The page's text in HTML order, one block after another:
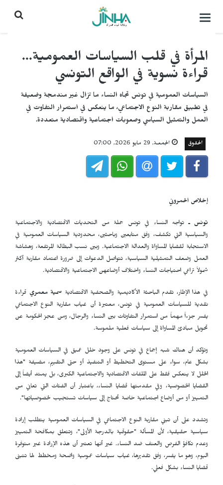
التحكم
المرأة في قلب السياسات العمومية...
قراءة نسوية في الواقع التونسي
السياسات العمومية في تونس تجاه النساء ما تزال غير مندمجة وضعيفة
في تطبيق مقاربة النوع الاجتماعي، ما ينعكس في استمرار التفاوت في
العمل والتمثيل السياسي وصعوبات اجتماعية واقتصادية متعددة.
الحقوق الجمعـة, 29 مايو 2026, 07:00
إخلاص الحمروني
تونس ـتواجه النساء في تونس جملة من التحديات الاقتصادية والاجتماعية
والسياسية التي تكشف، وفق متابعين وباحثين، محدودية السياسات العمومية في
الاستجابة لقضايا المساواة والعدالة الاجتماعية. وبين نسب البطالة المرتفعة، وهشاشة
العمل وضعف التمثيلية السياسية، تتواصل الدعوات إلى ضرورة اعتماد مقاربة أكثر
شمولاً تراعي احتياجات النساء واختلاف أوضاعهن الاجتماعية والاقتصادية.
في هذا الإطار، تقدم الباحثة الأكاديمية والصحفية الاقتصادية سمية معمري قراءة
نقدية للسياسات العمومية في تونس، معتبرة أن غياب مقاربة النوع الاجتماعي
يفسر جزءاً مهماً من استمرار التفاوتات بين النساء والرجال، ومن عجز الحكومة عن
تحويل مبادئ المساواة إلى سياسات فعلية ملموسة.
وتؤكد أن هناك شبه إجماع في تونس على وجود خلل عميق في السياسات العمومية
بشكل عام، سواء على مستوى التخطيط أو التنفيذ أو حتى التقييم، مضيفة "هذا
الخلل لا ينعكس فقط على الملفات الاقتصادية والاجتماعية الكبرى، بل يمتد أيضاً إلى
القضايا الخصوصية، وفي مقدمتها قضايا النساء، باعتبار أن الفئات التي تعاني من
التمييز أو من أوضاع اجتماعية خاصة تحتاج إلى سياسات تستجيب لخصوصياتها".
وتشدد على أن تبني مقاربة النوع الاجتماعي في السياسات العمومية يتطلب إرادة
سياسية حقيقية، لأن المسألة "حقوقية بالدرجة الأولى"، وتتعلق بمكافحة التمييز
وعدم تكافؤ الفرص والعنف ضد النساء. غير أنها تعتبر أن هذه الإرادة غير متوفرة
اليوم، وهو ما يفسر، وفق تقديرها، غياب سياسات عمومية واضحة ومخطط لها تتبنى
قضايا النساء بشكل فعلي.